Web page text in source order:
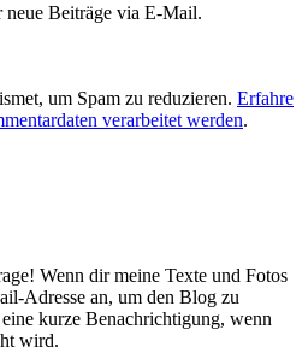
Beiträge via E-Mail.
um Spam zu reduzieren. Erfahre
verarbeitet werden.
Wenn dir meine Texte und Fotos
Adresse an, um den Blog zu
kurze Benachrichtigung, wenn
wird.